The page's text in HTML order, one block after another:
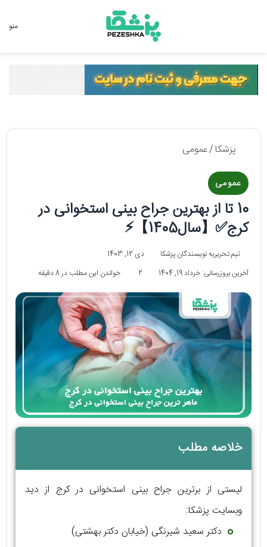
منو
پزشکا/عمومی
عمومی
10 تا از بهترین جراح بینی استخوانی در
کرج✅【سال1405】⚡️
تیم تحریریه نویسندگان پزشکا
دی 12, 1403
آخرین بروزرسانی: خرداد 19, 1404
2 خواندن این مطلب در 8 دقیقه
خلاصه مطلب
لیستی از برترین جراح بینی استخوانی در کرج از دید
وبسایت پزشکا:
دکتر سعید شیرنگی (خیابان دکتر بهشتی)